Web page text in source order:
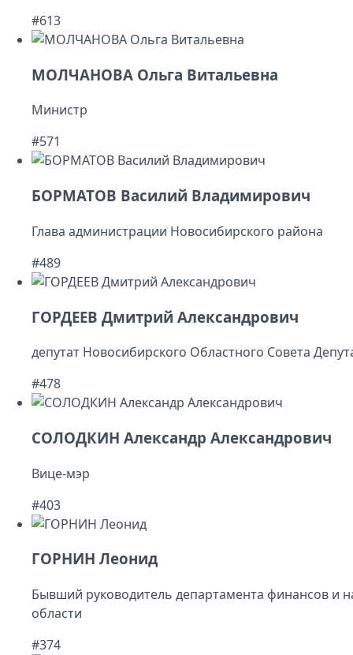
#613
МОЛЧАНОВА Ольга Витальевна
Министр
#571
БОРМАТОВ Василий Владимирович
Глава администрации Новосибирского района
#489
ГОРДЕЕВ Дмитрий Александрович
депутат Новосибирского Областного Совета
#478
СОЛОДКИН Александр Александрович
Вице-мэр
#403
ГОРНИН Леонид
Бывший руководитель департамента финансов и
области
#374